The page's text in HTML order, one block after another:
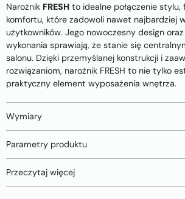
Narożnik FRESH to idealne połączenie stylu,
komfortu, które zadowoli nawet najbardziej
użytkowników. Jego nowoczesny design
wykonania sprawiają, że stanie się
salonu. Dzięki przemyślanej konstrukcji i
rozwiązaniom, narożnik FRESH to nie tylko
praktyczny element wyposażenia wnętrza.
Wymiary
Parametry produktu
Przeczytaj więcej